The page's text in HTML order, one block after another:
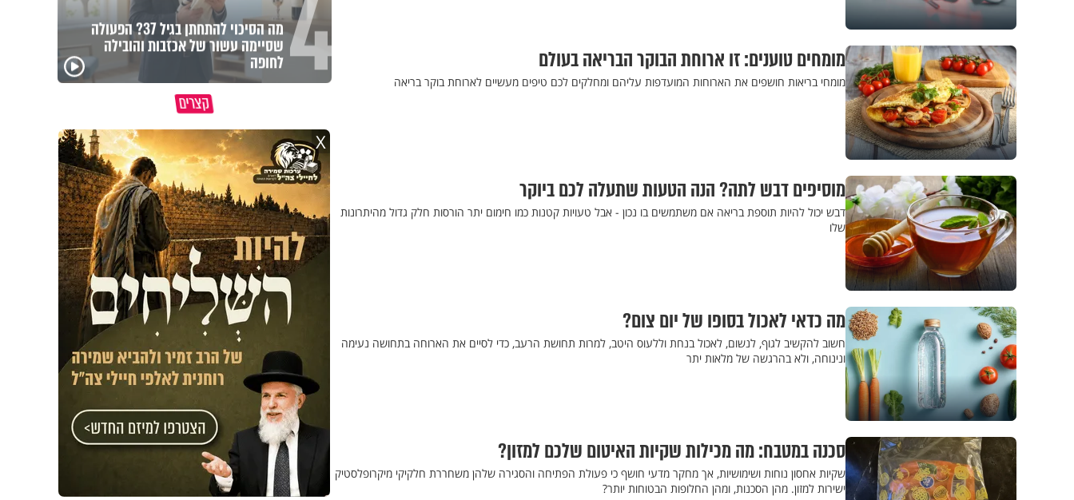
מומחים טוענים: זו ארוחת הבוקר הבריאה בעולם
מומחי בריאות חושפים את הארוחות המועדפות עליהם ומחלקים לכם טיפים מעשיים לארוחת בוקר בריאה
מוסיפים דבש לתה? הנה הטעות שתעלה לכם ביוקר
דבש יכול להיות תוספת בריאה אם משתמשים בו נכון - אבל טעויות קטנות כמו חימום יתר הורסות חלק גדול מהיתרונות
שלו
מה כדאי לאכול בסופו של יום צום?
חשוב להקשיב לגוף, לנשום, לאכול בנחת וללעוס היטב, למרות תחושת הרעב, כדי לסיים את הארוחה בתחושה נעימה
ונינוחה, ולא בהרגשה של מלאות יתר
סכנה במטבח: מה מכילות שקיות האיטום שלכם למזון?
שקיות אחסון נוחות ושימושיות, אך מחקר מדעי חושף כי פעולת הפתיחה והסגירה שלהן משחררת חלקיקי מיקרופלסטיק
ישירות למזון. מהן הסכנות, ומהן החלופות הבטוחות יותר?
4 מה הסיכוי להתחתן בגיל 37? הפעולה
שסיימה עשור של אכזבות והובילה
לחופה
קצרים
מדוע האמונה נמשלה
גם ׳הרע׳ זה הרחמים של
X